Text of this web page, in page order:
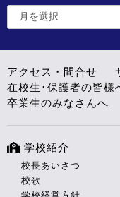
アクセス・問合せ
在校生･保護者の皆様
卒業生のみなさんへ
学校紹介
校長あいさつ
校歌